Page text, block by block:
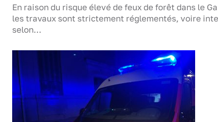
En raison du risque élevé de feux de forêt dans le
les travaux sont strictement réglementés, voire
selon…